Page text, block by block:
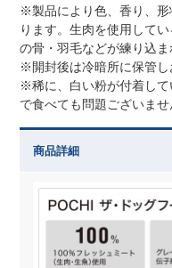
※製品により色、香り、
ります。生肉を使用して
の骨・羽毛などが練り込ま
※開封後は冷暗所に保管し
※稀に、白い粉が付着し
で食べても問題ございませ
商品詳細